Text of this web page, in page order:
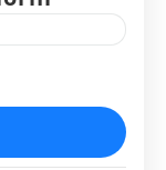
Fergana -
-